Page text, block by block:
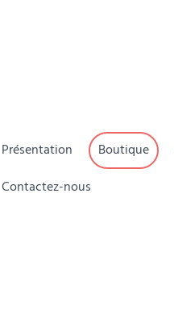
Présentation Boutique
Contactez-nous